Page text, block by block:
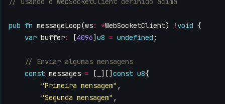
pub fn messageLoop(ws: *WebSocketClient) ! void {
var buffer: [4096] u8 = undefined ;
const messages = [ ][] const u8{
"Primeira mensagem" ,
"Segunda mensagem" ,